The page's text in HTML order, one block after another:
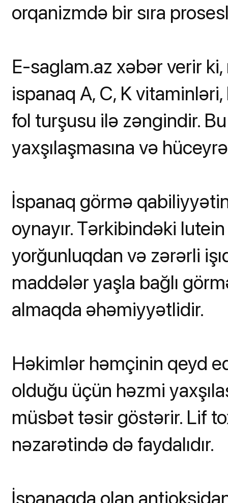
orqanizmdə bir sıra
E-saglam.az xəbər verir
ispanaq A, C, K
fol turşusu ilə zəngindir.
yaxşılaşmasına və
İspanaq görmə
oynayır. Tərkibindəki
yorğunluqdan və zərərli
maddələr yaşla bağlı
almaqda əhəmiyyətlidir.
Həkimlər həmçinin qeyd
olduğu üçün həzmi
müsbət təsir göstərir. Lif
nəzarətində də faydalıdır.
İspanaqda olan